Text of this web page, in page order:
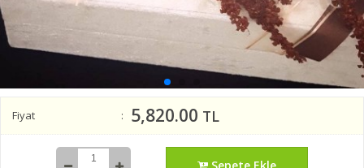
Fiyat 5,820.00 TL